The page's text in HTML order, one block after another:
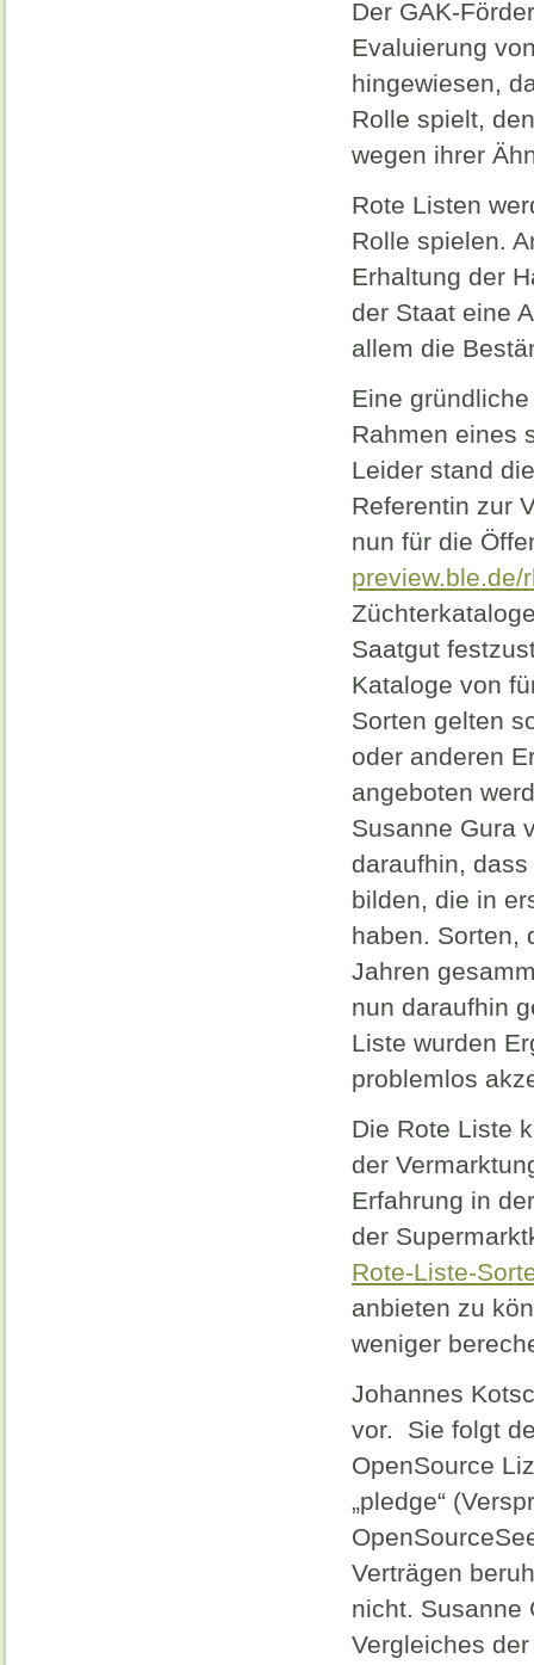
Der GAK-
Evaluierung
hingewiesen,
Rolle spielt,
wegen ihrer
Rote Listen
Rolle spielen.
Erhaltung der
der Staat eine
allem die
Eine
Rahmen eines
Leider stand
Referentin zur
nun für die
preview.ble.de/
Saatgut
Kataloge von
Sorten gelten
oder anderen
angeboten
Susanne Gura
daraufhin,
bilden, die in
haben. Sorten,
Jahren
nun daraufhin
Liste wurden
problemlos
Die Rote Liste
der
Erfahrung in
der
Rote-Liste-
anbieten zu
weniger
Johannes
vor.
Sie folgt
OpenSource
„pledge“
Verträgen
nicht. Susanne
Vergleiches